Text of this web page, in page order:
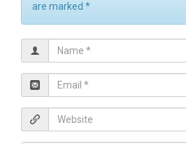
are marked *
a
*
m
l
e